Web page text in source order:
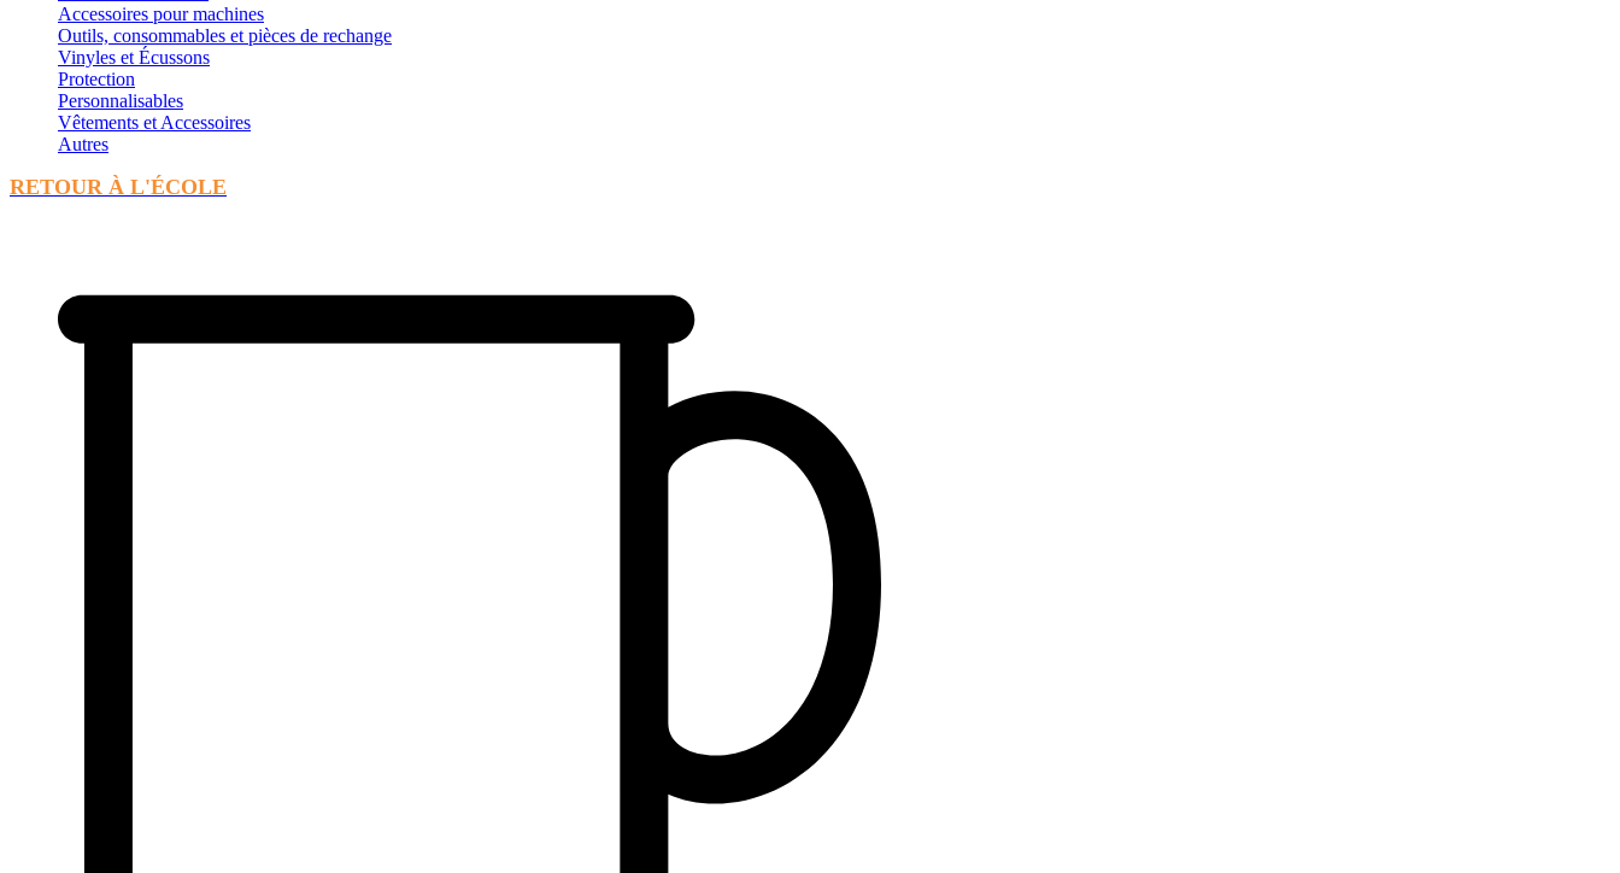
Accessoires pour machines
Outils, consommables et pièces de rechange
Vinyles et Écussons
Protection
Personnalisables
Vêtements et Accessoires
Autres
RETOUR À L'ÉCOLE